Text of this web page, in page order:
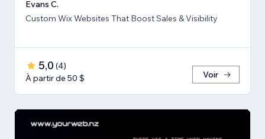
Evans C.
Custom Wix Websites That Boost Sales & Visibility
5,0 (4)
À partir de 50 $
Voir